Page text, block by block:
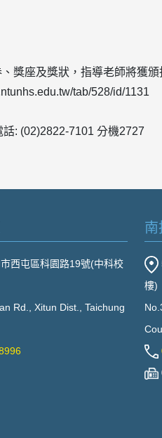
獎座及獎狀，指導老師將獲頒
tab/528/id/1131
: (02)2822-7101 分機2727
西屯區科園路19號(中科校
Rd., Xitun Dist., Taichung
南
樓)